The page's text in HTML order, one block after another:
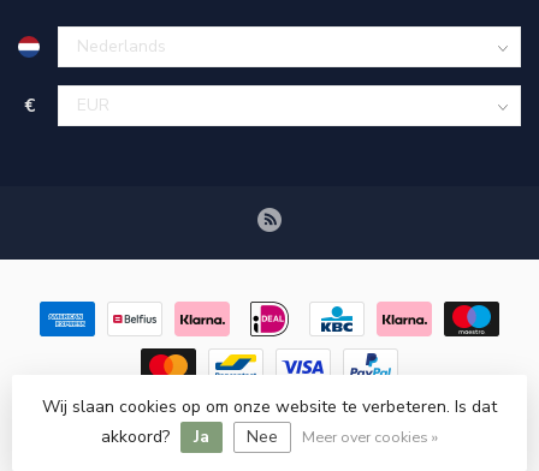
€
© Copyright 2026 Retroscooteronderdelen.nl- Powered by
Lightspeed
Lightspeed designbyDyvelopment
Wij slaan cookies op om onze website te verbeteren. Is dat
akkoord?
Ja Nee Meer over cookies »